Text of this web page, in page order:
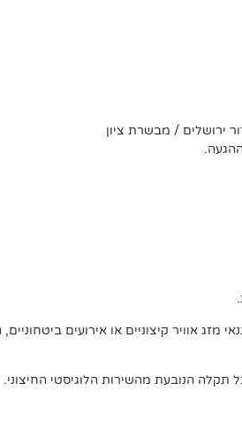
ירושלים / מבשרת ציון
אוויר קיצוניים או אירועים ביטחוניים,
הנובעת מהשירות הלוגיסטי החיצוני.